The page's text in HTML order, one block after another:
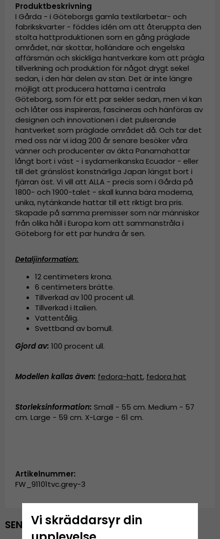
Produktbeskrivning
I Gårda - i Göteborgs gamla textilarbetar- och
fabrikskvarter - föddes idén om att återuppta den
stolta hattproduktionen som en gång präglade
området, när skottar, holländare och engelska
affärsmän och skickliga hantverkare kom att prägla
tillverkning och produktion för något drygt sekel
sedan, i den här delen av stan. Det är inte längre
möjligt att producera hattarna i centrala
Göteborg, som för ett par sekler sedan, men vi kan
och låter oss inspireras, fascineras och hänföras av
designen och innovationen i det pulserande
hantverket som präglade området då. Och tar det
med oss när vi idag 200 år senare besöker våra
vänner och producenter av äkta Panamahattar
långt bort i väst - i sydamerikanska Ecuador - eller
till det gränslöst konstnärliga Japan längst bort i
fjärran öst. Vi vill att ALLA - precis som i Gårda på
1800- och 1900-talet - skall kunna bära moderna,
unika, nytänkande hattar till ett riktigt bra pris.
Skapade på samma premisser som när människor
från olika håll i Europa kom att sammanstråla i
Göteborg för ett par hundra år sen.
Detaljinformation:
12 centimeters krona.
6 centimeters brätte.
Tillverkad av100 procent ull.
Tillverkad i Italien.
Vattentålig.
Svettband av bomull.
Gjord av: 100 procent ull.
Modellen kallas även: fedora-hatt, fedora hat
Storleksinformation: Small - 55 cm. Medium - 57
cm. Large - 59 cm. X-Large - 61 cm.
Artikelnummer:
FW_91101tvc.grey-3
SENAST VISADE PRODUKTER
Vi skräddarsyr din